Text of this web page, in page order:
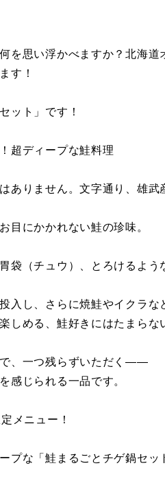
を思い浮かべますか？北海
す！
ット」です！
超ディープな鮭料理
ありません。文字通り、雄武
目にかかれない鮭の珍味。
袋（チュウ）、とろけるよ
入し、さらに焼鮭やイクラな
しめる、鮭好きにはたまらな
、一つ残らずいただく――
感じられる一品です。
メニュー！
プな「鮭まるごとチゲ鍋セ